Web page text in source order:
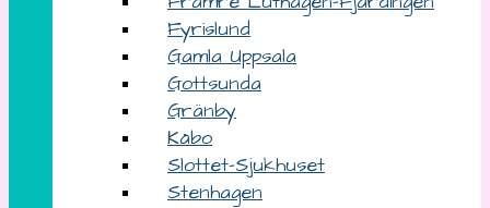
Fyrislund
Gamla Uppsala
Gottsunda
Gränby
Kåbo
Slottet-Sjukhuset
Stenhagen